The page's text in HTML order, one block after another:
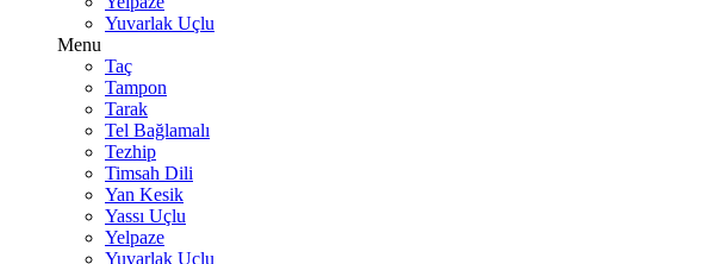
Yuvarlak Uçlu
Menu
Taç
Tampon
Tarak
Tel Bağlamalı
Tezhip
Timsah Dili
Yan Kesik
Yassı Uçlu
Yelpaze
Yuvarlak Uçlu